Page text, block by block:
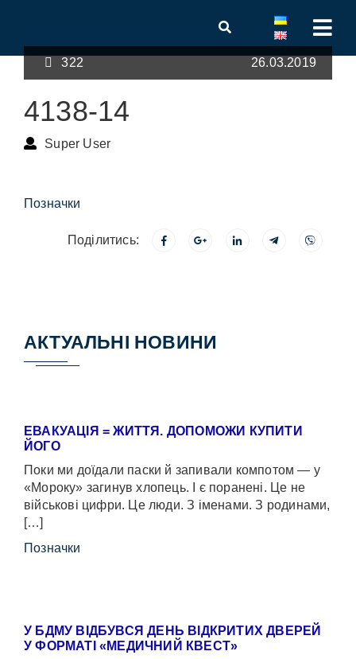
322 26.03.2019
4138-14
Super User
Позначки
Поділитись:
АКТУАЛЬНІ НОВИНИ
ЕВАКУАЦІЯ = ЖИТТЯ. ДОПОМОЖИ КУПИТИ
ЙОГО
Поки ми доїдали паски й запивали компотом — у
«Мороку» загинув хлопець. І є поранені. Це не
військові цифри. Це люди. З іменами. З родинами,
[…]
Позначки
У БДМУ ВІДБУВСЯ ДЕНЬ ВІДКРИТИХ ДВЕРЕЙ
У ФОРМАТІ «МЕДИЧНИЙ КВЕСТ»